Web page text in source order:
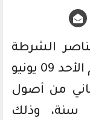
الشرطة
والجمارك بمركز باب سبتة، اليوم الأحد 09 يونيو
من أصول
مغربية، يبلغ من العمر 49 سنة، وذلك